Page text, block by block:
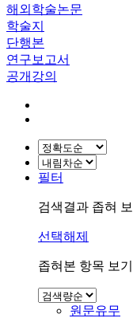
해외학술논문
학술지
단행본
연구보고서
공개강의
필터
검색결과 좁혀 보
선택해제
좁혀본 항목 보
원문유무